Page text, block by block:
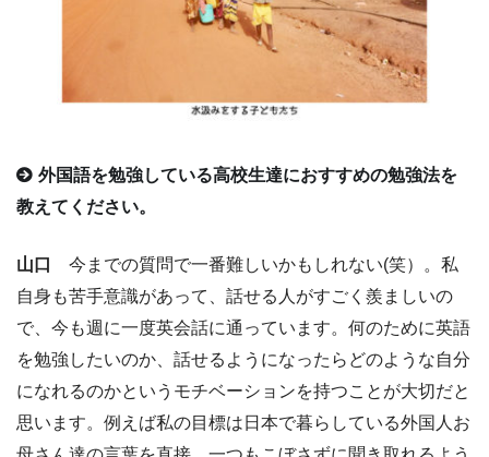
外国語を勉強している高校生達におすすめの勉強法を
教えてください。
山口 今までの質問で一番難しいかもしれない(笑）。私
自身も苦手意識があって、話せる人がすごく羨ましいの
で、今も週に一度英会話に通っています。何のために英語
を勉強したいのか、話せるようになったらどのような自分
になれるのかというモチベーションを持つことが大切だと
思います。例えば私の目標は日本で暮らしている外国人お